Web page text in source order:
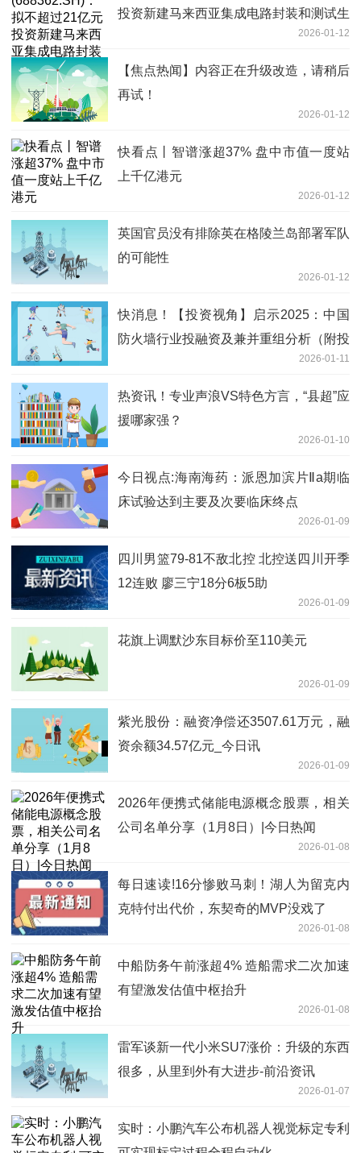
投资新建马来西亚集成电路封装和测试生
2026-01-12
【焦点热闻】内容正在升级改造，请稍后
再试！
2026-01-12
快看点丨智谱涨超37% 盘中市值一度站
上千亿港元
2026-01-12
英国官员没有排除英在格陵兰岛部署军队
的可能性
2026-01-12
快消息！【投资视角】启示2025：中国
防火墙行业投融资及兼并重组分析（附投
融资汇总、产业基金和兼并重组等）2026-01-11
热资讯！专业声浪VS特色方言，“县超”应
援哪家强？
2026-01-10
今日视点:海南海药：派恩加滨片Ⅱa期临
床试验达到主要及次要临床终点
2026-01-09
四川男篮79-81不敌北控 北控送四川开季
12连败 廖三宁18分6板5助
2026-01-09
花旗上调默沙东目标价至110美元
2026-01-09
紫光股份：融资净偿还3507.61万元，融
资余额34.57亿元_今日讯
2026-01-09
2026年便携式储能电源概念股票，相关
公司名单分享（1月8日）|今日热闻
2026-01-08
每日速读!16分惨败马刺！湖人为留克内
克特付出代价，东契奇的MVP没戏了
2026-01-08
中船防务午前涨超4% 造船需求二次加速
有望激发估值中枢抬升
2026-01-08
雷军谈新一代小米SU7涨价：升级的东西
很多，从里到外有大进步-前沿资讯
2026-01-07
实时：小鹏汽车公布机器人视觉标定专利